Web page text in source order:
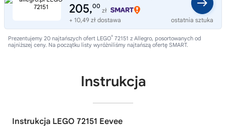
205,00
zł
+ 10,49 zł dostawa
ostatnia sztuka
Prezentujemy 20 najtańszych ofert LEGO® 72151 z Allegro, posortowanych od
najniższej ceny. Na początku listy wyróżniliśmy najtańszą ofertę SMART.
Instrukcja
Instrukcja LEGO 72151 Eevee